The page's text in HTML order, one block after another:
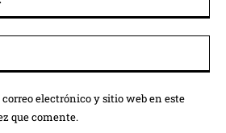
electrónico y sitio web en este
que comente.